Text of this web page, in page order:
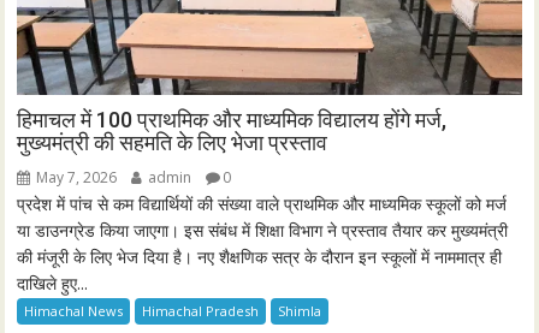
हिमाचल में 100 प्राथमिक और माध्यमिक विद्यालय होंगे मर्ज,
मुख्यमंत्री की सहमति के लिए भेजा प्रस्ताव
May 7, 2026 admin 0
प्रदेश में पांच से कम विद्यार्थियों की संख्या वाले प्राथमिक और माध्यमिक स्कूलों को मर्ज
या डाउनग्रेड किया जाएगा। इस संबंध में शिक्षा विभाग ने प्रस्ताव तैयार कर मुख्यमंत्री
की मंजूरी के लिए भेज दिया है। नए शैक्षणिक सत्र के दौरान इन स्कूलों में नाममात्र ही
दाखिले हुए...
Himachal News Himachal Pradesh Shimla